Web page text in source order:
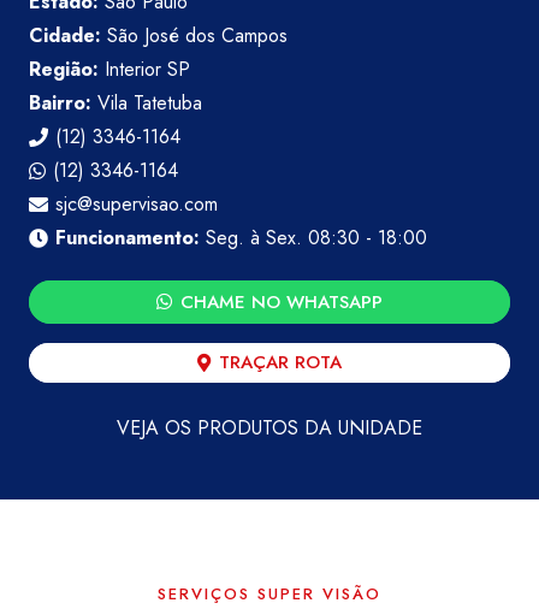
Cidade: São José dos Campos
Região: Interior SP
Bairro: Vila Tatetuba
(12) 3346-1164
(12) 3346-1164
sjc@supervisao.com
Funcionamento:Seg. à Sex. 08:30 - 18:00
CHAME NO WHATSAPP
TRAÇAR ROTA
VEJA OS PRODUTOS DA UNIDADE
SERVIÇOS SUPER VISÃO